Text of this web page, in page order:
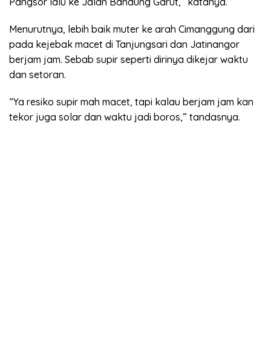
Menurutnya, lebih baik muter ke arah Cimanggung dari
pada kejebak macet di Tanjungsari dan Jatinangor
berjam jam. Sebab supir seperti dirinya dikejar waktu
dan setoran.
“Ya resiko supir mah macet, tapi kalau berjam jam kan
tekor juga solar dan waktu jadi boros,” tandasnya.